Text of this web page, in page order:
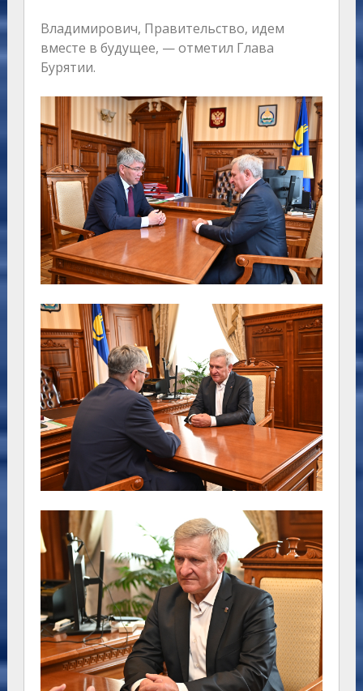
Владимирович, Правительство, идем
вместе в будущее, — отметил Глава
Бурятии.